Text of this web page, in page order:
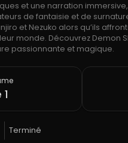
et une narration
de fantaisie et de
et Nezuko alors qu’ils
monde. Découvrez Demon
passionnante et magique.
Terminé